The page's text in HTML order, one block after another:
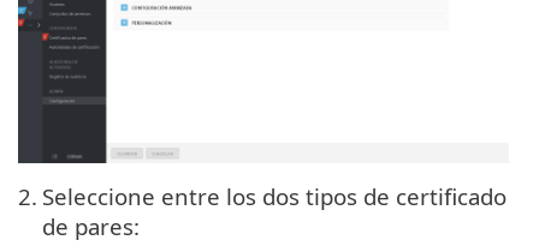
2. Seleccione entre los dos tipos de certificado
de pares: